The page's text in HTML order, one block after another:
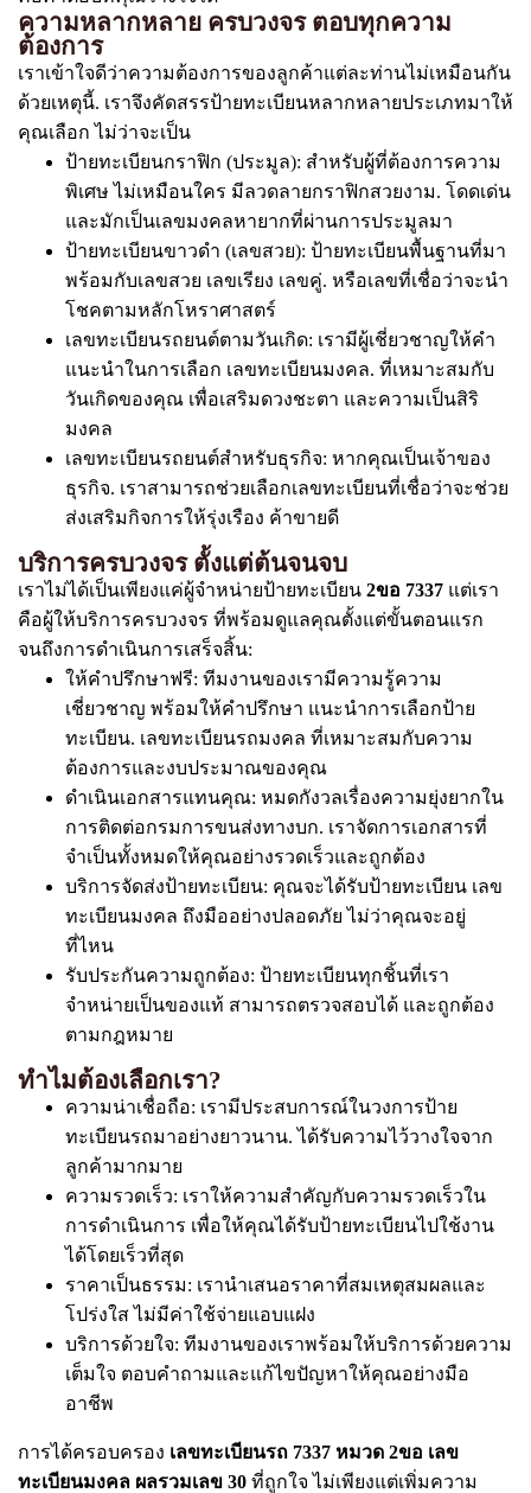
ความหลากหลาย ครบวงจร ตอบทุกความ
ต้องการ
เราเข้าใจดีว่าความต้องการของลูกค้าแต่ละท่านไม่เหมือนกัน
ด้วยเหตุนี้. เราจึงคัดสรรป้ายทะเบียนหลากหลายประเภทมาให้
คุณเลือก ไม่ว่าจะเป็น
ป้ายทะเบียนกราฟิก (ประมูล): สำหรับผู้ที่ต้องการความ
พิเศษ ไม่เหมือนใคร มีลวดลายกราฟิกสวยงาม. โดดเด่น
และมักเป็นเลขมงคลหายากที่ผ่านการประมูลมา
ป้ายทะเบียนขาวดำ (เลขสวย): ป้ายทะเบียนพื้นฐานที่มา
พร้อมกับเลขสวย เลขเรียง เลขคู่. หรือเลขที่เชื่อว่าจะนำ
โชคตามหลักโหราศาสตร์
เลขทะเบียนรถยนต์ตามวันเกิด: เรามีผู้เชี่ยวชาญให้คำ
แนะนำในการเลือก เลขทะเบียนมงคล. ที่เหมาะสมกับ
วันเกิดของคุณ เพื่อเสริมดวงชะตา และความเป็นสิริ
มงคล
เลขทะเบียนรถยนต์สำหรับธุรกิจ: หากคุณเป็นเจ้าของ
ธุรกิจ. เราสามารถช่วยเลือกเลขทะเบียนที่เชื่อว่าจะช่วย
ส่งเสริมกิจการให้รุ่งเรือง ค้าขายดี
บริการครบวงจร ตั้งแต่ต้นจนจบ
เราไม่ได้เป็นเพียงแค่ผู้จำหน่ายป้ายทะเบียน 2ขอ 7337 แต่เรา
คือผู้ให้บริการครบวงจร ที่พร้อมดูแลคุณตั้งแต่ขั้นตอนแรก
จนถึงการดำเนินการเสร็จสิ้น:
ให้คำปรึกษาฟรี: ทีมงานของเรามีความรู้ความ
เชี่ยวชาญ พร้อมให้คำปรึกษา แนะนำการเลือกป้าย
ทะเบียน. เลขทะเบียนรถมงคล ที่เหมาะสมกับความ
ต้องการและงบประมาณของคุณ
ดำเนินเอกสารแทนคุณ: หมดกังวลเรื่องความยุ่งยากใน
การติดต่อกรมการขนส่งทางบก. เราจัดการเอกสารที่
จำเป็นทั้งหมดให้คุณอย่างรวดเร็วและถูกต้อง
บริการจัดส่งป้ายทะเบียน: คุณจะได้รับป้ายทะเบียน เลข
ทะเบียนมงคล ถึงมืออย่างปลอดภัย ไม่ว่าคุณจะอยู่
ที่ไหน
รับประกันความถูกต้อง: ป้ายทะเบียนทุกชิ้นที่เรา
จำหน่ายเป็นของแท้ สามารถตรวจสอบได้ และถูกต้อง
ตามกฎหมาย
ทำไมต้องเลือกเรา?
ความน่าเชื่อถือ: เรามีประสบการณ์ในวงการป้าย
ทะเบียนรถมาอย่างยาวนาน. ได้รับความไว้วางใจจาก
ลูกค้ามากมาย
ความรวดเร็ว: เราให้ความสำคัญกับความรวดเร็วใน
การดำเนินการ เพื่อให้คุณได้รับป้ายทะเบียนไปใช้งาน
ได้โดยเร็วที่สุด
ราคาเป็นธรรม: เรานำเสนอราคาที่สมเหตุสมผลและ
โปร่งใส ไม่มีค่าใช้จ่ายแอบแฝง
บริการด้วยใจ: ทีมงานของเราพร้อมให้บริการด้วยความ
เต็มใจ ตอบคำถามและแก้ไขปัญหาให้คุณอย่างมือ
อาชีพ
การได้ครอบครอง เลขทะเบียนรถ 7337 หมวด 2ขอ เลข
ทะเบียนมงคล ผลรวมเลข 30 ที่ถูกใจ ไม่เพียงแต่เพิ่มความ